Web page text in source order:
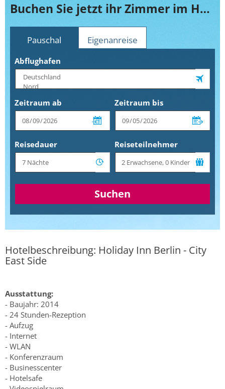
Buchen Sie jetzt ihr Zimmer im Holiday Inn Berlin - City East Side
Pauschal Eigenanreise
Abflughafen
Zeitraum ab Zeitraum bis
Reisedauer Reiseteilnehmer
Suchen
Hotelbeschreibung: Holiday Inn Berlin - City
East Side
Ausstattung:
- Baujahr: 2014
- 24 Stunden-Rezeption
- Aufzug
- Internet
- WLAN
- Konferenzraum
- Businesscenter
- Hotelsafe